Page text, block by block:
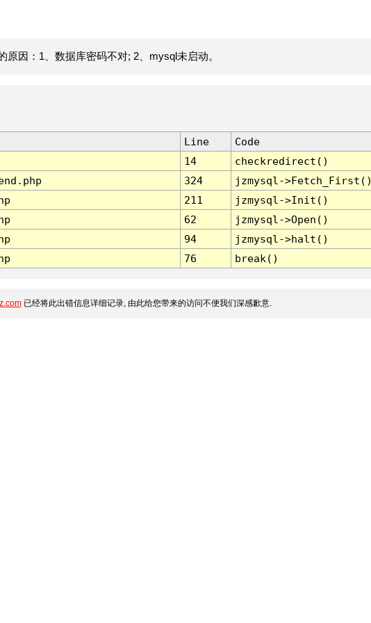
因：1、数据库密码不对; 2、mysql未启动。
Line
Code
14
checkredirect()
324
jzmysql-
211
jzmysql->Init()
62
jzmysql->Open()
94
jzmysql->halt()
76 break()
已经将此出错信息详细记录, 由此给您带来的访问不便我们深感歉意.